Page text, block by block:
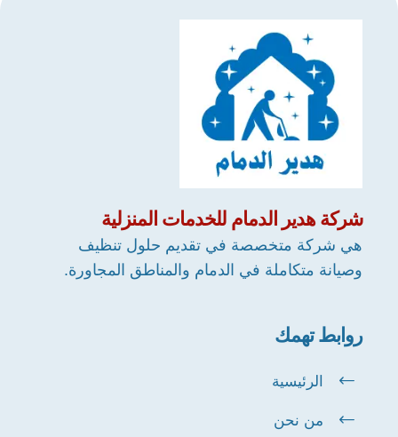
شركةهدير الدمام للخدمات المنزلية
هي شركة متخصصة في تقديم حلول تنظيف
وصيانة متكاملة في الدمام والمناطق المجاورة.
روابط تهمك
الرئيسية
من نحن